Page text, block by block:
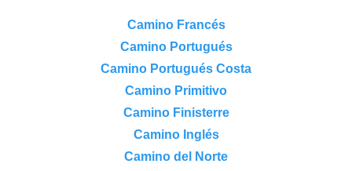
Camino Francés
Camino Portugués
Camino Portugués Costa
Camino Primitivo
Camino Finisterre
Camino Inglés
Camino del Norte